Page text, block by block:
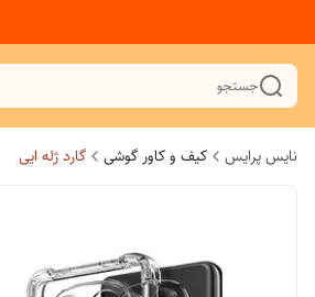
جستجو
نایس پرایس کیف و کاور گوشی گارد ژله ایی